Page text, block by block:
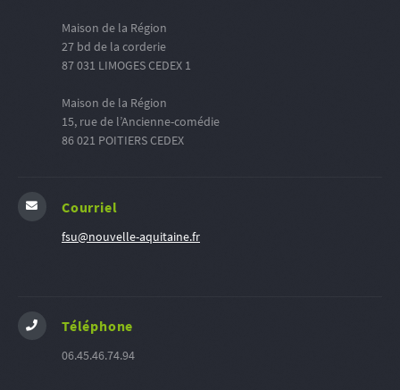
Maison de la Région
27 bd de la corderie
87 031 LIMOGES CEDEX 1
Maison de la Région
15, rue de l’Ancienne-comédie
86 021 POITIERS CEDEX
Courriel
fsu@nouvelle-aquitaine.fr
Téléphone
06.45.46.74.94